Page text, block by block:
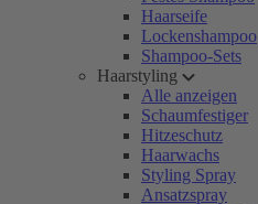
Haarseife
Lockenshampoo
Shampoo-Sets
Haarstyling
Alle anzeigen
Schaumfestiger
Hitzeschutz
Haarwachs
Styling Spray
Ansatzspray